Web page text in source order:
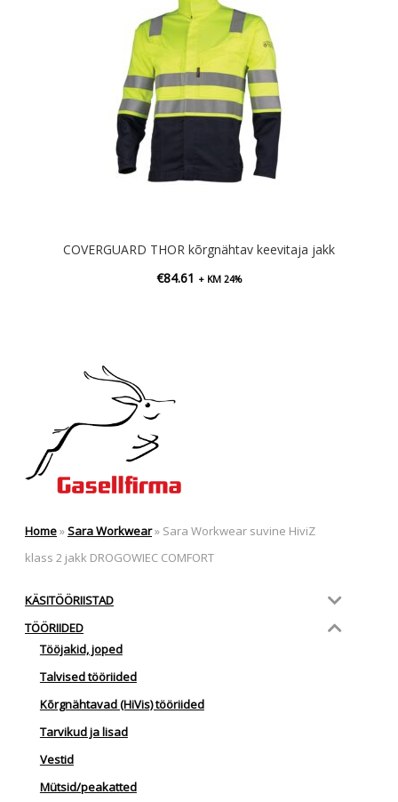
COVERGUARD THOR kõrgnähtav keevitaja jakk
€84.61 + KM 24%
Home»Sara Workwear» Sara Workwear suvine HiviZ
klass 2 jakk DROGOWIEC COMFORT
KÄSITÖÖRIISTAD
TÖÖRIIDED
Tööjakid, joped
Talvised tööriided
Kõrgnähtavad (HiVis) tööriided
Tarvikud ja lisad
Vestid
Mütsid/peakatted